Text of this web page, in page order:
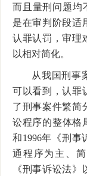
而且量刑问题均
是在审判阶段适
认罪认罚，审理
以相对简化。
从我国刑事
可以看到，认罪
了刑事案件繁简
讼程序的整体格
和1996年《刑事
通程序为主、
《刑事诉讼法